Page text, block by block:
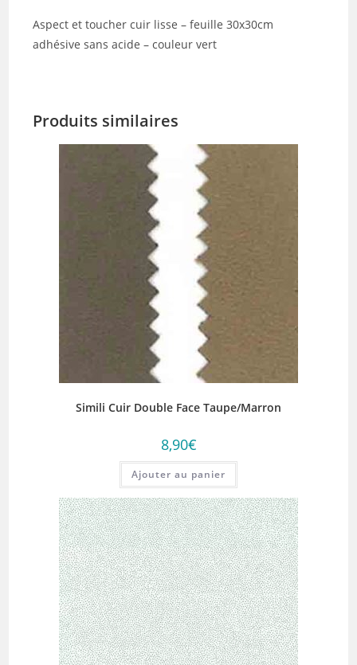
Aspect et toucher cuir lisse – feuille 30x30cm
adhésive sans acide – couleur vert
Produits similaires
Simili Cuir Double Face Taupe/Marron
8,90€
Ajouter au panier